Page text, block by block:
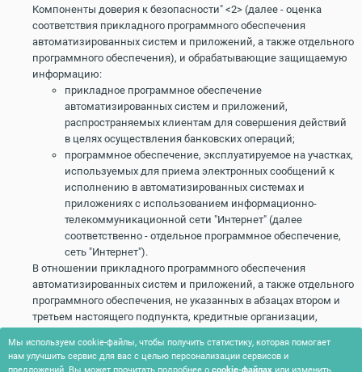
Компоненты доверия к безопасности" <2> (далее - оценка
соответствия прикладного программного обеспечения
автоматизированных систем и приложений, а также отдельного
программного обеспечения), и обрабатывающие защищаемую
информацию:
прикладное программное обеспечение
автоматизированных систем и приложений,
распространяемых клиентам для совершения действий
в целях осуществления банковских операций;
программное обеспечение, эксплуатируемое на участках,
используемых для приема электронных сообщений к
исполнению в автоматизированных системах и
приложениях с использованием информационно-
телекоммуникационной сети "Интернет" (далее
соответственно - отдельное программное обеспечение,
сеть "Интернет").
В отношении прикладного программного обеспечения
автоматизированных систем и приложений, а также отдельного
программного обеспечения, не указанных в абзацах втором и
третьем настоящего подпункта, кредитные организации,
определять необходимость проведения сертификации или
оценки соответствия прикладного программного обеспечения
Мы используем cookie-файлы, чтобы получить статистику, которая помогает
нам улучшить сервис для вас с целью персонализации сервисов и